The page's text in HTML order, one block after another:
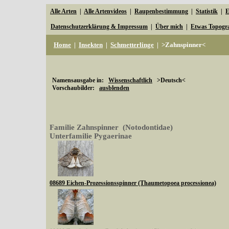
Alle Arten Alle Artenvideos Raupenbestimmung Statistik
Datenschutzerklärung & Impressum Über mich Etwas
Home | Insekten | Schmetterlinge | >Zahnspinner<
Namensausgabe in: Wissenschaftlich >Deutsch<
Vorschaubilder: ausblenden
Familie Zahnspinner (Notodontidae)
Unterfamilie Pygaerinae
08689 Eichen-Prozessionsspinner (Thaumetopoea processionea)